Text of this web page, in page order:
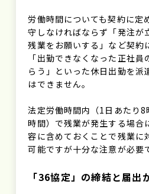
労働時間についても契約に定
守しなければならず「発注が
残業をお願いする」など契約
「出勤できなくなった正社員
らう」といった休日出勤を派
はできません。
法定労働時間内（1日あたり
時間）で残業が発生する場合
容に含めておくことで残業に
可能ですが十分な注意が必要
「36協定」の締結と届出